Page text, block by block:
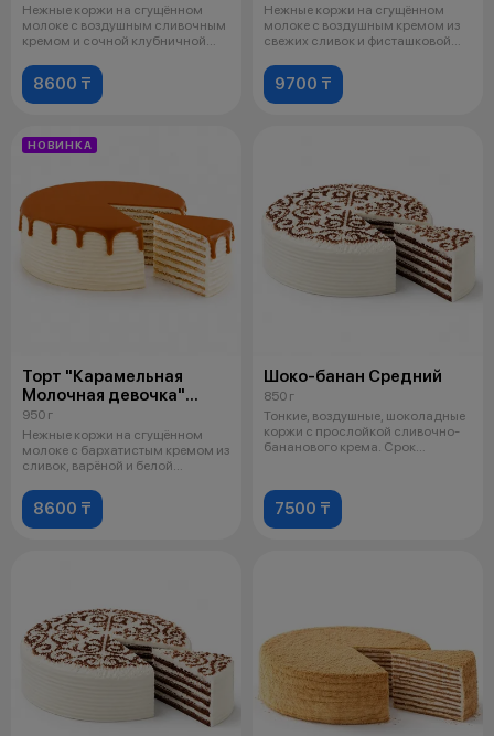
Нежные коржи на сгущённом
молоке с воздушным сливочным
кремом и сочной клубничной
8600 ₸
Нежные коржи на сгущённом
молоке с воздушным кремом из
свежих сливок и фисташковой
9700 ₸
НОВИНКА
Торт "Карамельная
Молочная девочка"
Средний
950 г
Нежные коржи на сгущённом
молоке с бархатистым кремом из
сливок, варёной и белой
8600 ₸
Шоко-банан Средний
850 г
Тонкие, воздушные, шоколадные
коржи с прослойкой сливочно-
бананового крема. Срок
7500 ₸